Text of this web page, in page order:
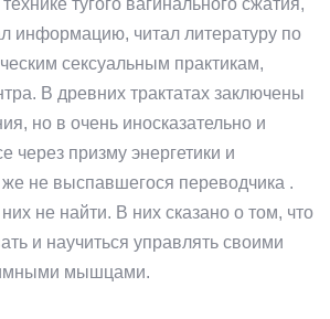
тугого вагинального сжатия,
информацию, читал литературу по
сексуальным практикам,
В древних трактатах заключены
но в очень иносказательно и
через призму энергетики и
не выспавшегося переводчика .
не найти. В них сказано о том, что
и научиться управлять своими
мышцами.